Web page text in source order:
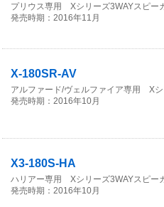
プリウス専用 Xシリーズ3WAYスピー
発売時期：2016年11月
X-180SR-AV
アルファード/ヴェルファイア専用 X
発売時期：2016年10月
X3-180S-HA
ハリアー専用 Xシリーズ3WAYスピー
発売時期：2016年10月